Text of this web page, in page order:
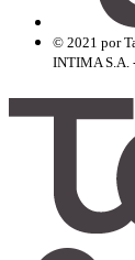
© 2021 por
INTIMA S.A.